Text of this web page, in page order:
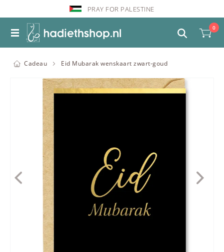
PRAY FOR PALESTINE
0
Cadeau Eid Mubarak wenskaart zwart-goud